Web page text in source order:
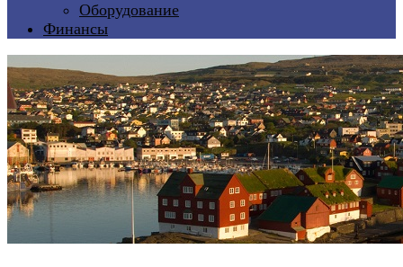
Оборудование
Финансы